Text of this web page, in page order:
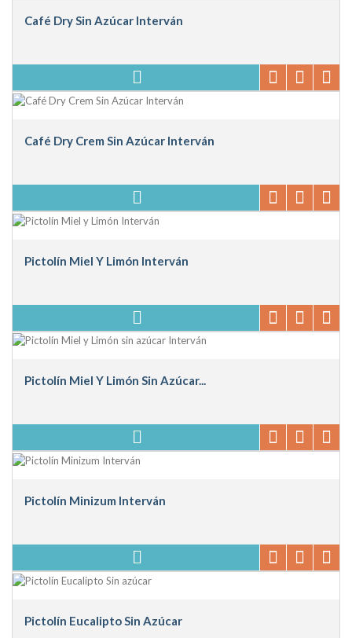
Café Dry Sin Azúcar Interván
Café Dry Crem Sin Azúcar Interván
Pictolín Miel Y Limón Interván
Pictolín Miel Y Limón Sin Azúcar...
Pictolín Minizum Interván
Pictolín Eucalipto Sin Azúcar